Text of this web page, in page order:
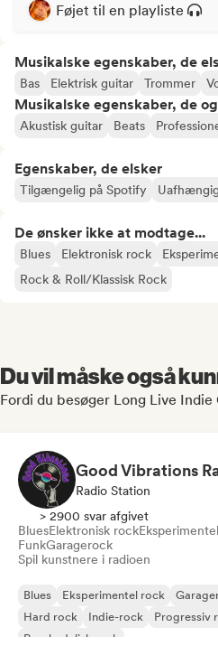
Føjet til en playliste
Musikalske egenskaber, de
Bas Elektrisk guitar Trommer
Musikalske egenskaber, de
Akustisk guitar Beats
Egenskaber, de elsker
Tilgængelig på Spotify
De ønsker ikke at modtage...
Blues Elektronisk rock
Rock & Roll/Klassisk Rock
Du vil måske også
Fordi du besøger Long Live
Good Vibrations
Radio Station
> 2900 svar afgivet
BluesElektronisk rock
FunkGaragerock
Spil kunstnere i radioen
Blues Eksperimentel rock
Hard rock
Indie-rock
Progressiv
Psychedelisk rock